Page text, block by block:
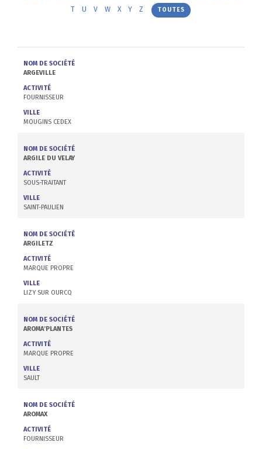
T
U V W X Y Z TOUTES
NOM DE SOCIÉTÉ
ARGEVILLE
ACTIVITÉ
FOURNISSEUR
VILLE
MOUGINS CEDEX
NOM DE SOCIÉTÉ
ARGILE DU VELAY
ACTIVITÉ
SOUS-TRAITANT
VILLE
SAINT-PAULIEN
NOM DE SOCIÉTÉ
ARGILETZ
ACTIVITÉ
MARQUE PROPRE
VILLE
LIZY SUR OURCQ
NOM DE SOCIÉTÉ
AROMA’PLANTES
ACTIVITÉ
MARQUE PROPRE
VILLE
SAULT
NOM DE SOCIÉTÉ
AROMAX
ACTIVITÉ
FOURNISSEUR